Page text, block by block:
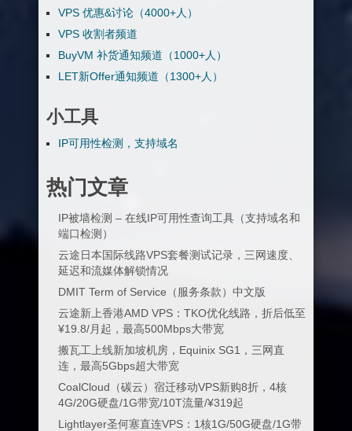
VPS 优惠&讨论（4000+人）
VPS 收割者频道
BuyVM 补货通知频道（1000+人）
LET新Offer通知频道（1300+人）
小工具
IP可用性检测，支持域名
热门文章
IP被墙检测 – 在线IP可用性查询工具（支持域名和
端口检测）
云途日本国际线路VPS套餐测试记录，三网速度、
延迟和流媒体解锁情况
DMIT Term of Service（服务条款）中文版
云途新上香港AMD VPS：TKO优化线路，折后低至
¥19.8/月起，最高500Mbps大带宽
搬瓦工上线新加坡机房，Equinix SG1，三网直
连，最高5Gbps超大带宽
CoalCloud（碳云）宿迁移动VPS新购8折，4核
4G/20G硬盘/1G带宽/10T流量/¥319起
Lightlayer圣何塞直连VPS：1核1G/50G硬盘/1G带